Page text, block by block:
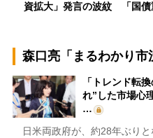
資拡大」発言の波紋 「国
森口亮「まるわかり市
「トレンド転
れ”した市場心
…
日米両政府が、約28年ぶりと